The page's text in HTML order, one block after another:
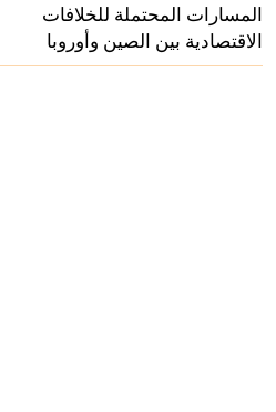
المسارات المحتملة للخلافات
الاقتصادية بين الصين وأوروبا